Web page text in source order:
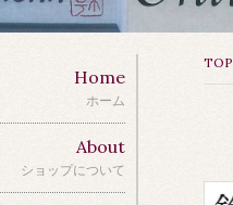
TOP
Home
ホーム
About
ショップについて